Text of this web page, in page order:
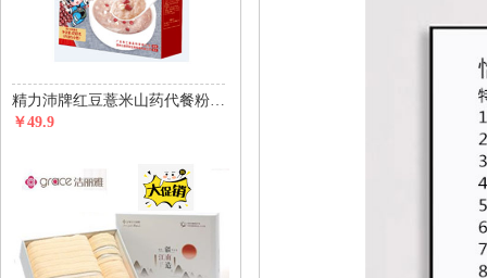
精力沛牌红豆薏米山药代餐粉450g(30g*15包)
￥49.9